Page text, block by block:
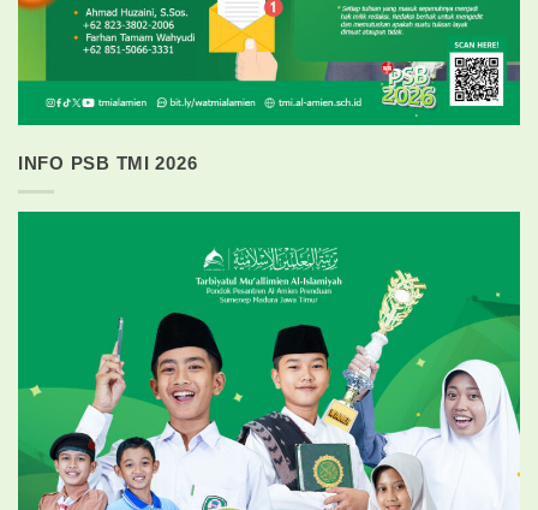
INFO PSB TMI 2026